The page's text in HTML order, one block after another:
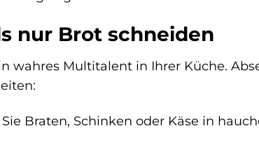
nur Brot schneiden
wahres Multitalent in Ihrer Küche.
Braten, Schinken oder Käse in